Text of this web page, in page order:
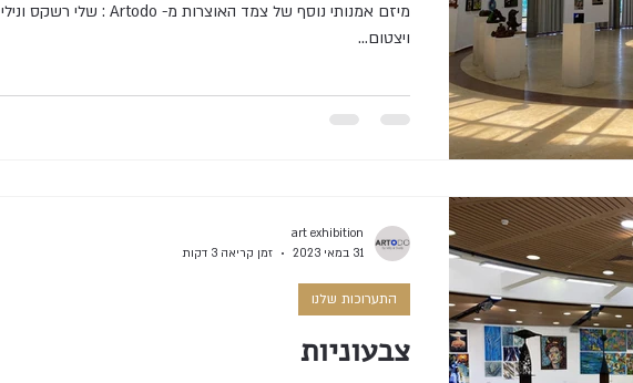
מיזם אמנותי נוסף של צמד האוצרות מ- Artodo : שלי רשקס ונילי
ויצטום...
צבעוניות
התערוכות שלנו
art exhibition
31 במאי 2023
זמן קריאה 3 דקות